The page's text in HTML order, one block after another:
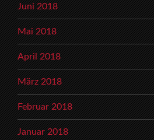
Juni 2018
Mai 2018
April 2018
März 2018
Februar 2018
Januar 2018